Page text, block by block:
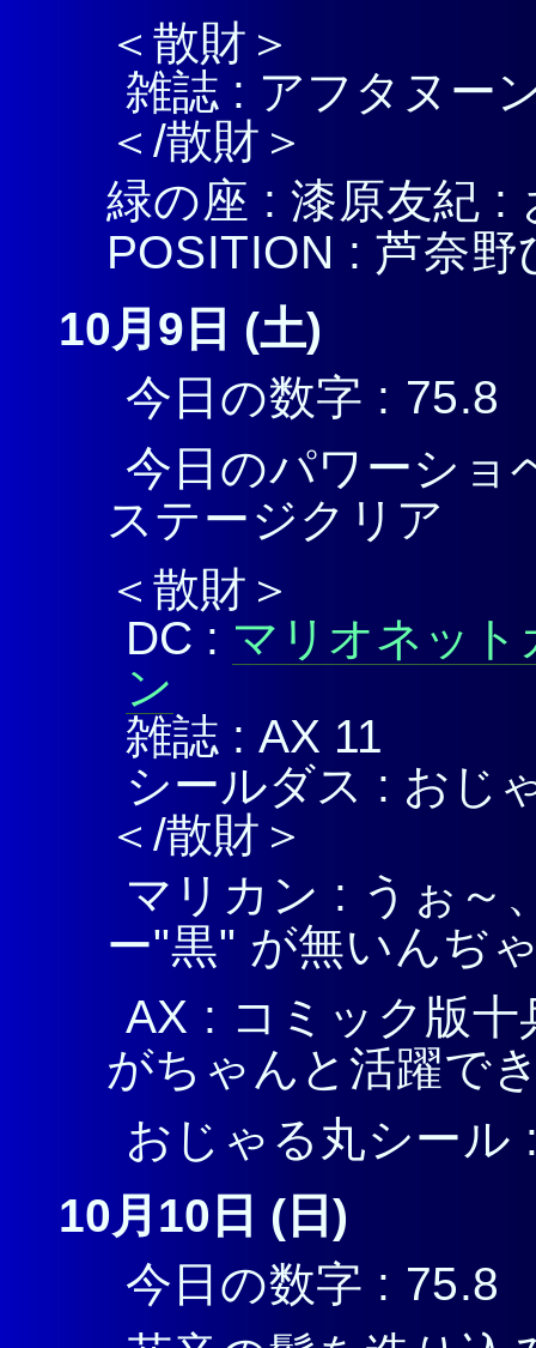
＜散財＞
雑誌 : アフタヌー
＜/散財＞
緑の座 : 漆原友紀 :
POSITION : 芦奈
10月9日 (土)
今日の数字 : 75.8
今日のパワーショ
ステージクリア
＜散財＞
DC : マリオネット
ン
雑誌 : AX 11
シールダス : おじ
＜/散財＞
マリカン : うぉ～
ー"黒" が無いんぢ
AX : コミック版
がちゃんと活躍で
おじゃる丸シール
10月10日 (日)
今日の数字 : 75.8